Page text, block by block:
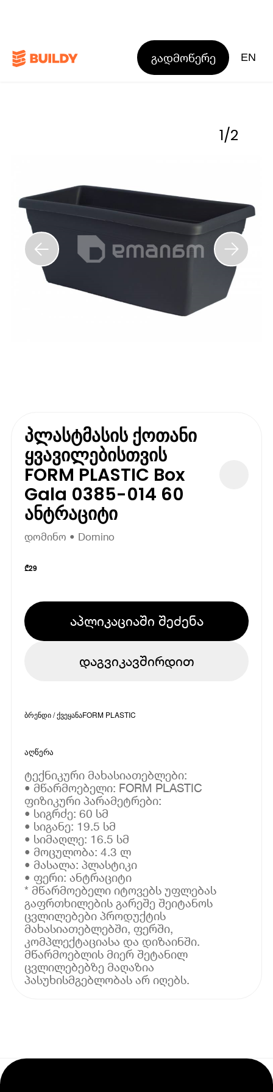
გადმოწერე EN
1/2
პლასტმასის ქოთანი
ყვავილებისთვის
FORM PLASTIC Box
Gala 0385-014 60
ანტრაციტი
დომინო • Domino
₾29
აპლიკაციაში შეძენა
დაგვიკავშირდით
ბრენდი / ქვეყანაFORM PLASTIC
აღწერა
ტექნიკური მახასიათებლები:
• მწარმოებელი: FORM PLASTIC
ფიზიკური პარამეტრები:
• სიგრძე: 60 სმ
• სიგანე: 19.5 სმ
• სიმაღლე: 16.5 სმ
• მოცულობა: 4.3 ლ
• მასალა: პლასტიკი
• ფერი: ანტრაციტი
* მწარმოებელი იტოვებს უფლებას
გაფრთხილების გარეშე შეიტანოს
ცვლილებები პროდუქტის
მახასიათებლებში, ფერში,
კომპლექტაციასა და დიზაინში.
მწარმოებლის მიერ შეტანილ
ცვლილებებზე მაღაზია
პასუხისმგებლობას არ იღებს.